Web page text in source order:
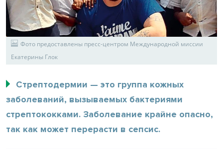
Фото предоставлены пресс-центром Международной миссии
Екатерины Глок
Стрептодермии — это группа кожных
заболеваний, вызываемых бактериями
стрептококками. Заболевание крайне опасно,
так как может перерасти в сепсис.